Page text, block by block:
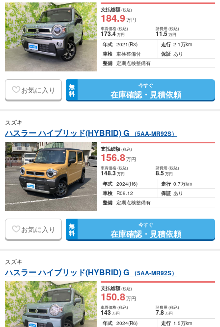
支払総額(税込)
184.9万円
車両価格(税込)
173.4万円
諸費用 (税込)
11.5 万円
年式 2021(R3) 走行 2.1万km
車検 車検整備付 保証 あり
整備 定期点検整備有
お気に入り 無
料
今すぐ
在庫確認・見積依頼
スズキ
ハスラー ハイブリッド(HYBRID) G （5AA-MR92S）
支払総額(税込)
156.8万円
車両価格(税込)
148.3万円
諸費用 (税込)
8.5 万円
年式 2024(R6) 走行 0.7万km
車検
R09.12 保証 あり
整備 定期点検整備有
お気に入り 無
料
今すぐ
在庫確認・見積依頼
スズキ
ハスラー ハイブリッド(HYBRID) G （5AA-MR92S）
支払総額(税込)
150.8万円
車両価格(税込)
143万円
諸費用 (税込)
7.8 万円
年式 2024(R6) 走行 1.5万km